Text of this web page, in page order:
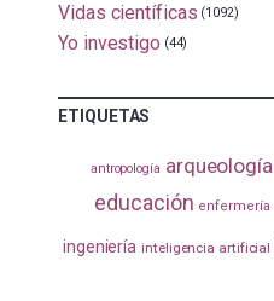
Vidas científicas (1092)
Yo investigo (44)
ETIQUETAS
antropología arqueología
educación enfermería
ingeniería inteligencia artificial